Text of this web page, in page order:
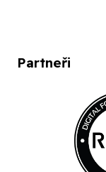
Partneři